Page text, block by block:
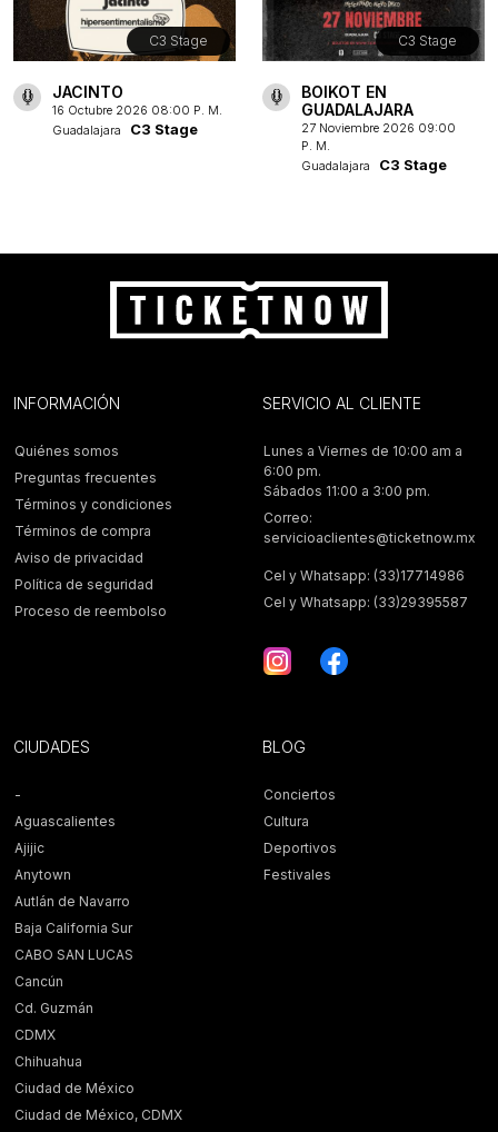
C3 Stage
JACINTO
16 Octubre 2026 08:00 P. M.
Guadalajara
C3 Stage
C3 Stage
BOIKOT EN
GUADALAJARA
27 Noviembre 2026 09:00
P. M.
Guadalajara
C3 Stage
INFORMACIÓN
Quiénes somos
Preguntas frecuentes
Términos y condiciones
Términos de compra
Aviso de privacidad
Política de seguridad
Proceso de reembolso
SERVICIO AL CLIENTE
Lunes a Viernes de 10:00 am a
6:00 pm.
Sábados 11:00 a 3:00 pm.
Correo:
servicioaclientes@ticketnow.mx
Cel y Whatsapp: (33)17714986
Cel y Whatsapp: (33)29395587
CIUDADES
-
Aguascalientes
Ajijic
Anytown
Autlán de Navarro
Baja California Sur
CABO SAN LUCAS
Cancún
Cd. Guzmán
CDMX
Chihuahua
Ciudad de México
Ciudad de México, CDMX
BLOG
Conciertos
Cultura
Deportivos
Festivales